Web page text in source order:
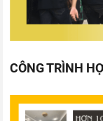
CÔNG TRÌNH